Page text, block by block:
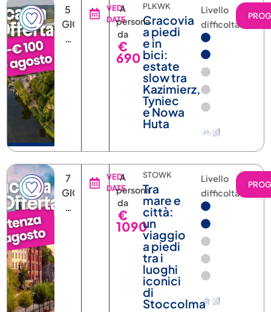
5
GIORNI
4
VEDI
DATE
A
persona
da
€
690
PLKWK
Cracovia
a piedi
e in
bici:
estate
slow tra
Kazimierz,
Tyniec
e Nowa
Huta
Livello
difficoltà
7
GIORNI
6
VEDI
DATE
A
persona
da
€
1090
STOWK
Tra
mare e
città:
un
viaggio
a piedi
tra i
luoghi
iconici
di
Stoccolma
Livello
difficoltà